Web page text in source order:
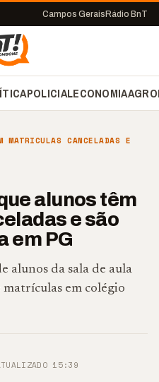
Campos Gerais Rádio BnT
POLICIALECONOMIA
MATRICULAS CANCELADAS E
alunos têm
e são
em PG
alunos da sala de aula
matrículas em colégio
15:39